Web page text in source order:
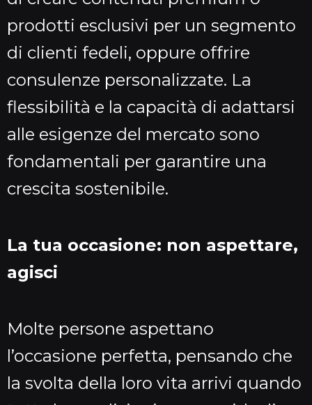
prodotti esclusivi per un segmento
di clienti fedeli, oppure offrire
consulenze personalizzate. La
flessibilità e la capacità di adattarsi
alle esigenze del mercato sono
fondamentali per garantire una
crescita sostenibile.
La tua occasione: non aspettare,
agisci
Molte persone aspettano
l’occasione perfetta, pensando che
la svolta della loro vita arrivi quando